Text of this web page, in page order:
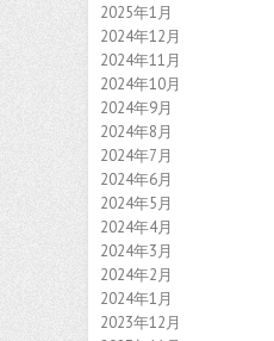
2025年1月
2024年12月
2024年11月
2024年10月
2024年9月
2024年8月
2024年7月
2024年6月
2024年5月
2024年4月
2024年3月
2024年2月
2024年1月
2023年12月